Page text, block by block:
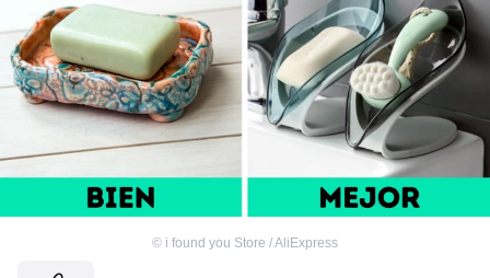
© i found you Store / AliExpress